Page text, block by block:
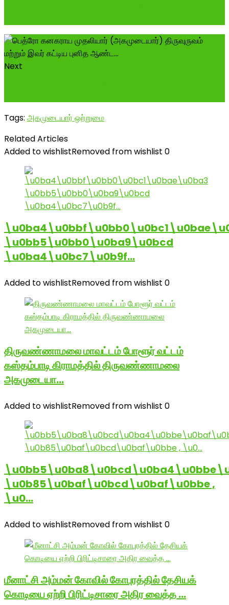
Next
Tags: அகமுடையார் ஒற்றுமை
Related Articles
Added to wishlistRemoved from wishlist 0
\u0bb5\u0bb0\u0ba9\u0bcd
\u0ba4\u0bc7\u0b9f…
Added to wishlistRemoved from wishlist 0
திருவண்ணாமலை மாவட்டம் போளூர் வட்டம்
கஸ்தம்பாடி கிராமத்தில் திருவண்ணாமலை
அகமுடையா…
Added to wishlistRemoved from wishlist 0
\u0b85\u0baf\u0bcd\u0baf\u0bbe ,
\u0…
Added to wishlistRemoved from wishlist 0
மீனாட்சி அம்மன் கோவில் கோபுரத்தில் தேசியக்
கொடியை ஏற்றி பிரிட்டிசாரை அதிர வைத்த …